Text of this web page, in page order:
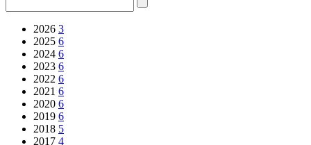
2026 3
2025 6
2024 6
2023 6
2022 6
2021 6
2020 6
2019 6
2018 5
2017 4